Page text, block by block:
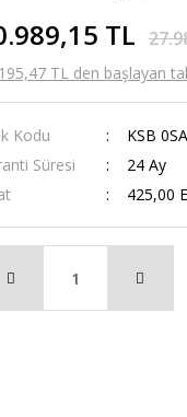
TL
TL den başlayan
Kodu
KSB
Süresi
24 Ay
425,00